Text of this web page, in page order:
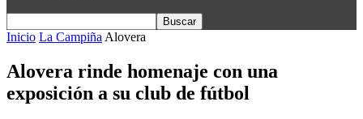
Inicio La Campiña Alovera
Alovera rinde homenaje con una
exposición a su club de fútbol